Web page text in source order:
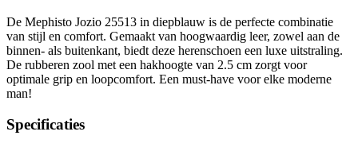
De Mephisto Jozio 25513 in diepblauw is de perfecte combinatie
van stijl en comfort. Gemaakt van hoogwaardig leer, zowel aan de
binnen- als buitenkant, biedt deze herenschoen een luxe uitstraling.
De rubberen zool met een hakhoogte van 2.5 cm zorgt voor
optimale grip en loopcomfort. Een must-have voor elke moderne
man!
Specificaties